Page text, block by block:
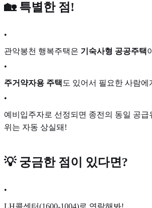
🏡 특별한 점!
•
관악봉천 행복주택은 기숙사형 공공주택
•
주거약자용 주택 도 있어서 필요한 사람에
•
예비입주자로 선정되면 종전의 동일 공급
위는 자동 상실돼!
💡 궁금한 점이 있다면?
•
LH콜센터(1600-1004)로 연락해봐!